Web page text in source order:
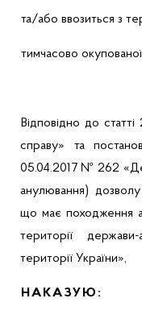
та/або ввозиться з
тимчасово
Відповідно до статті
справу» та
05.04.2017 № 262 «
анулювання) дозволу
що має походження
території
території України»,
НАКАЗУЮ: